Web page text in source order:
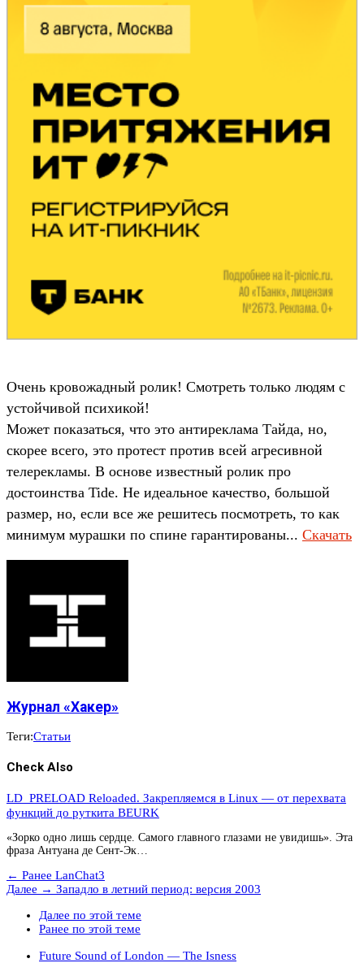
Очень кровожадный ролик! Смотреть только людям с
устойчивой психикой!
Может показаться, что это антиреклама Тайда, но,
скорее всего, это протест против всей агресивной
телерекламы. В основе известный ролик про
достоинства Tide. Не идеальное качество, большой
размер, но, если все же решитесь посмотреть, то как
минимум мурашки по спине гарантированы... Скачать
Журнал «Хакер»
Теги:Статьи
Check Also
LD_PRELOAD Reloaded. Закрепляемся в Linux — от перехвата
функций до руткита BEURK
«Зорко одно лишь сердце. Самого главного глазами не увидишь». Эта
фраза Антуана де Сент-Эк…
← Ранее LanChat3
Далее → Западло в летний период: версия 2003
Далее по этой теме
Ранее по этой теме
Future Sound of London — The Isness